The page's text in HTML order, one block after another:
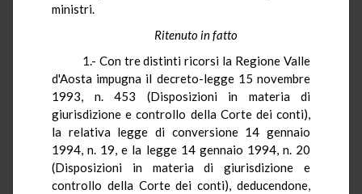
ministri.
Ritenuto in fatto
1.- Con tre distinti ricorsi la Regione Valle
d'Aosta impugna il decreto-legge 15 novembre
1993, n. 453 (Disposizioni in materia di
giurisdizione e controllo della Corte dei conti),
la relativa legge di conversione 14 gennaio
1994, n. 19, e la legge 14 gennaio 1994, n. 20
(Disposizioni in materia di giurisdizione e
controllo della Corte dei conti), deducendone,